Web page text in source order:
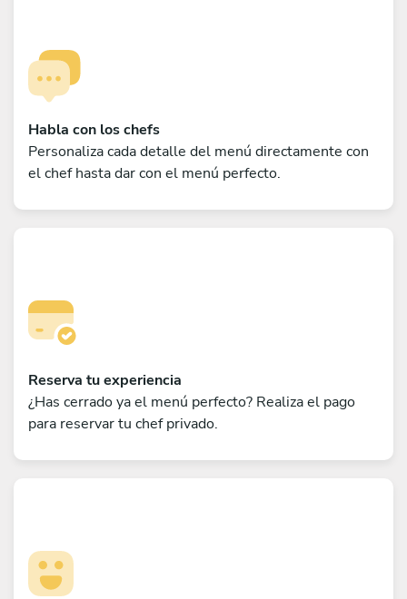
Habla con los chefs
Personaliza cada detalle del menú directamente con
el chef hasta dar con el menú perfecto.
Reserva tu experiencia
¿Has cerrado ya el menú perfecto? Realiza el pago
para reservar tu chef privado.